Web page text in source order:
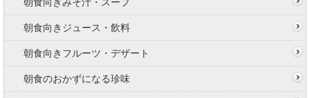
朝食向きみそ汁・スープ
朝食向きジュース・飲料
朝食向きフルーツ・デザート
朝食のおかずになる珍味